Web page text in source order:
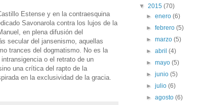
Estense y en la contraesquina
Savonarola contra los lujos de la
en plena difusión del
secular del jansenismo, aquellas
trances del dogmatismo. No es la
o el retrato de un
una crítica del rapto de la
en la exclusividad de la gracia.
▼ 2015 (70)
►enero(6)
►febrero(5)
►marzo(5)
►abril(4)
►mayo(5)
►junio(5)
►julio(6)
►agosto(6)